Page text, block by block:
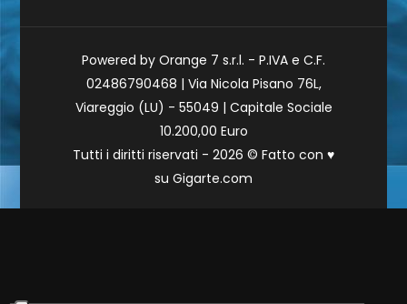
Powered by Orange 7 s.r.l. - P.IVA e C.F.
02486790468 | Via Nicola Pisano 76L,
Viareggio (LU) - 55049 | Capitale Sociale
10.200,00 Euro
Tutti i diritti riservati - 2026 © Fatto con ♥
su Gigarte.com